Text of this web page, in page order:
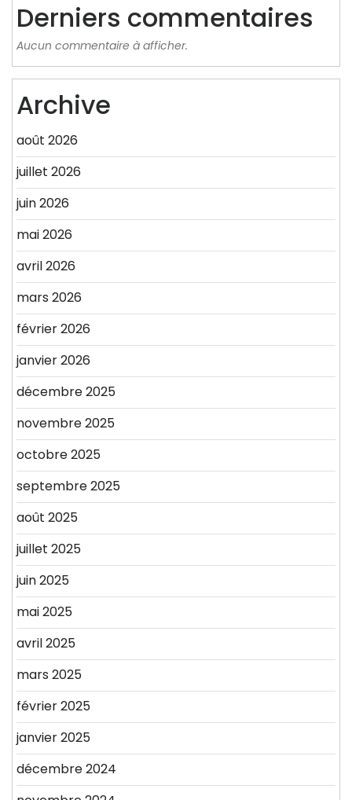
Derniers commentaires
Aucun commentaire à afficher.
Archive
août 2026
juillet 2026
juin 2026
mai 2026
avril 2026
mars 2026
février 2026
janvier 2026
décembre 2025
novembre 2025
octobre 2025
septembre 2025
août 2025
juillet 2025
juin 2025
mai 2025
avril 2025
mars 2025
février 2025
janvier 2025
décembre 2024